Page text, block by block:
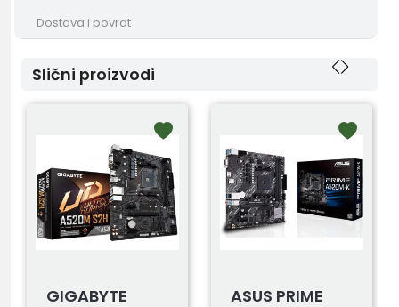
Dostava i povrat
Slični proizvodi
GIGABYTE
ASUS PRIME